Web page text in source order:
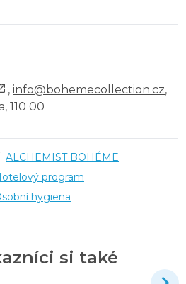
, info@bohemecollection.cz,
110 00
ALCHEMIST BOHÉME
program
hygiena
si také